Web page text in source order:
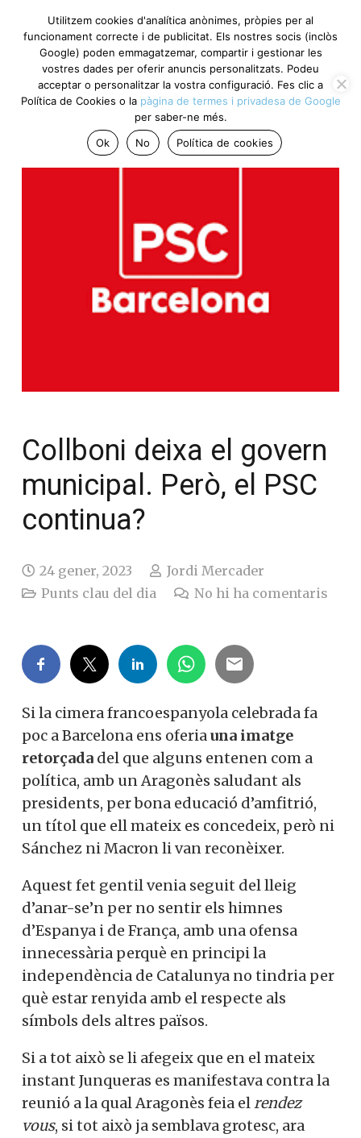
Collboni deixa el govern
municipal. Però, el PSC
continua?
24 gener, 2023
Jordi Mercader
Punts clau del dia
No hi ha comentaris
Si la cimera francoespanyola celebrada fa
poc a Barcelona ens oferiauna imatge
retorçada del que alguns entenen com a
política, amb un Aragonès saludant als
presidents, per bona educació d’amfitrió,
un títol que ell mateix es concedeix, però ni
Sánchez ni Macron li van reconèixer.
Aquest fet gentil venia seguit del lleig
d’anar-se’n per no sentir els himnes
d’Espanya i de França, amb una ofensa
innecessària perquè en principi la
independència de Catalunya no tindria per
què estar renyida amb el respecte als
símbols dels altres països.
Si a tot això se li afegeix que en el mateix
instant Junqueras es manifestava contra la
reunió a la qual Aragonès feia elrendez
vous, si tot això ja semblava grotesc, ara
Utilitzem cookies d'analítica anònimes, pròpies per al
funcionament correcte i de publicitat. Els nostres socis (inclòs
Google) poden emmagatzemar, compartir i gestionar les
vostres dades per oferir anuncis personalitzats. Podeu
acceptar o personalitzar la vostra configuració. Fes clic a
Política de Cookies o la pàgina de termes i privadesa de Google
per saber-ne més.
Ok
No Política de cookies